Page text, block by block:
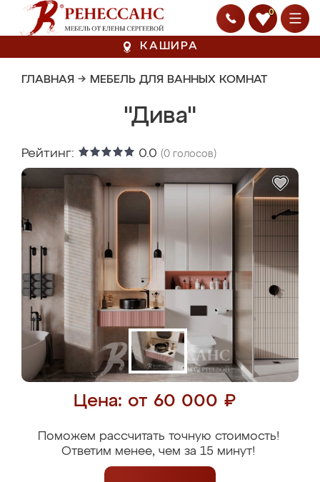
0
КАШИРА
ГЛАВНАЯ → МЕБЕЛЬ ДЛЯ ВАННЫХ КОМНАТ
"Дива"
Рейтинг: 0.0 (0 голосов)
Цена: от 60 000 ₽
Поможем рассчитать точную стоимость!
Ответим менее, чем за 15 минут!